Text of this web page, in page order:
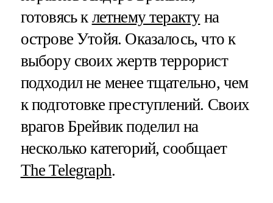
готовясь к летнему терактуна
острове Утойя. Оказалось, что к
выбору своих жертв террорист
подходил не менее тщательно, чем
к подготовке преступлений. Своих
врагов Брейвик поделил на
несколько категорий, сообщает
The Telegraph.